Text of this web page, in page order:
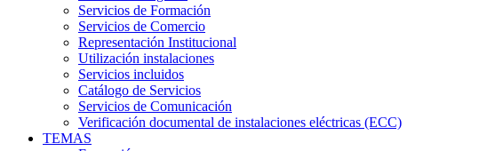
Servicios de Formación
Servicios de Comercio
Representación Institucional
Utilización instalaciones
Servicios incluidos
Catálogo de Servicios
Servicios de Comunicación
Verificación documental de instalaciones eléctricas (ECC)
TEMAS